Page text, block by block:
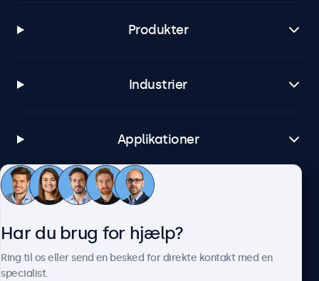
Produkter
Industrier
Applikationer
Kundeservice
Har du brug for hjælp?
Ring til os eller send en besked for direkte kontakt med en
specialist.